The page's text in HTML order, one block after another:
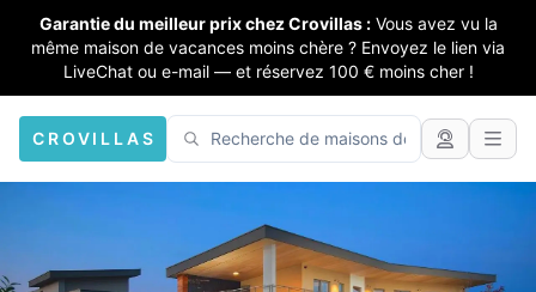
Garantie du meilleur prix chez Crovillas : Vous avez vu la
même maison de vacances moins chère ? Envoyez le lien via
LiveChat ou e-mail — et réservez 100 € moins cher !
CROVILLAS